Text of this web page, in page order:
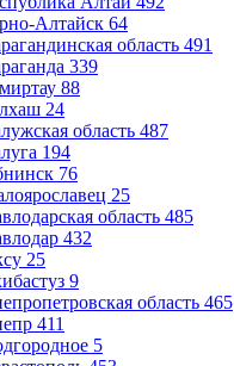
Алтайск 64
область 491
339
88
24
область 487
194
76
25
область 485
432
25
9
область 465
411
5